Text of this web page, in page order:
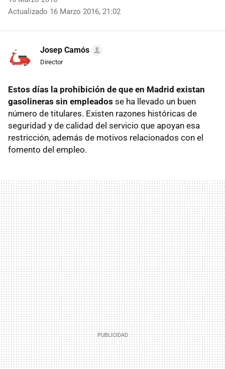
Actualizado 16 Marzo 2016, 21:02
Josep Camós
Director
Estos días la prohibición de que en Madrid existan
gasolineras sin empleados se ha llevado un buen
número de titulares. Existen razones históricas de
seguridad y de calidad del servicio que apoyan esa
restricción, además de motivos relacionados con el
fomento del empleo.